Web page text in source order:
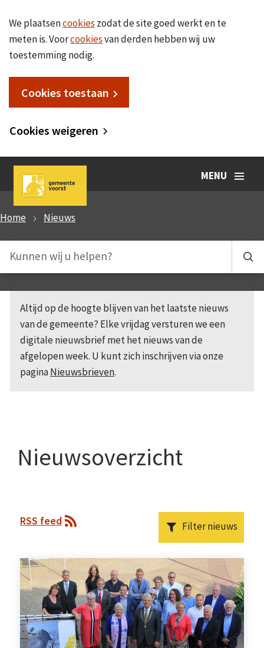
We plaatsencookies zodat de site goed werkt en te
meten is. Voorcookiesvan derden hebben wij uw
toestemming nodig.
Cookies toestaan
Cookies weigeren
MENU
Home Nieuws
Altijd op de hoogte blijven van het laatste nieuws
van de gemeente? Elke vrijdag versturen we een
digitale nieuwsbrief met het nieuws van de
afgelopen week. U kunt zich inschrijven via onze
paginaNieuwsbrieven.
Nieuwsoverzicht
RSS feed Filter nieuws